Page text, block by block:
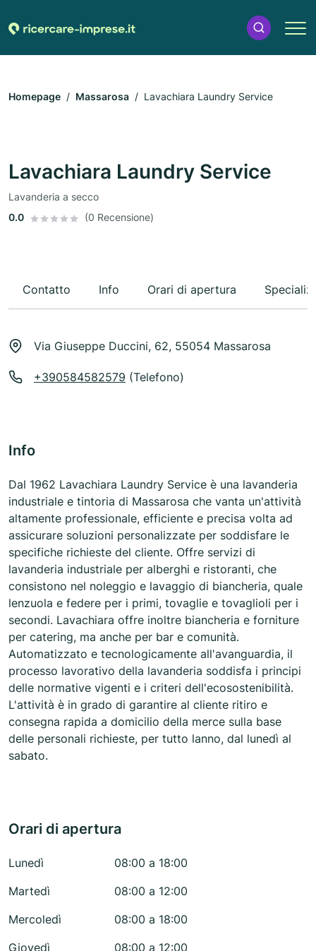
Homepage Massarosa Lavachiara Laundry Service
Lavachiara Laundry Service
Lavanderia a secco
0.0
(0 Recensione)
Contatto Info Orari di apertura
Via Giuseppe Duccini, 62, 55054 Massarosa
+390584582579 (Telefono)
Info
Dal 1962 Lavachiara Laundry Service è una lavanderia
industriale e tintoria di Massarosa che vanta un'attività
altamente professionale, efficiente e precisa volta ad
assicurare soluzioni personalizzate per soddisfare le
specifiche richieste del cliente. Offre servizi di
lavanderia industriale per alberghi e ristoranti, che
consistono nel noleggio e lavaggio di biancheria, quale
lenzuola e federe per i primi, tovaglie e tovaglioli per i
secondi. Lavachiara offre inoltre biancheria e forniture
per catering, ma anche per bar e comunità.
Automatizzato e tecnologicamente all'avanguardia, il
processo lavorativo della lavanderia soddisfa i principi
delle normative vigenti e i criteri dell'ecosostenibilità.
L'attività è in grado di garantire al cliente ritiro e
consegna rapida a domicilio della merce sulla base
delle personali richieste, per tutto lanno, dal lunedì al
sabato.
Orari di apertura
Lunedì
08:00 a 18:00
Martedì
08:00 a 12:00
Mercoledì
08:00 a 18:00
Giovedì
08:00 a 12:00